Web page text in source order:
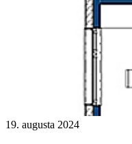
19. augusta 2024